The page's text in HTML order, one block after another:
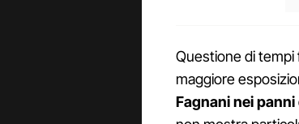
Questione di
maggiore
Fagnani nei